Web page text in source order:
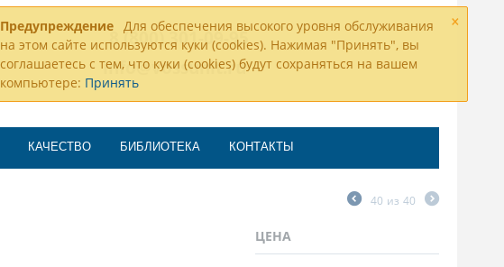
×
Предупреждение Для обеспечения высокого уровня обслуживания
на этом сайте используются куки (cookies). Нажимая "Принять", вы
соглашаетесь с тем, что куки (cookies) будут сохраняться на вашем
компьютере: Принять
8 (800) 301-09-95
info@vossunit.ru
КАЧЕСТВО БИБЛИОТЕКА КОНТАКТЫ
40 из 40
ЦЕНА